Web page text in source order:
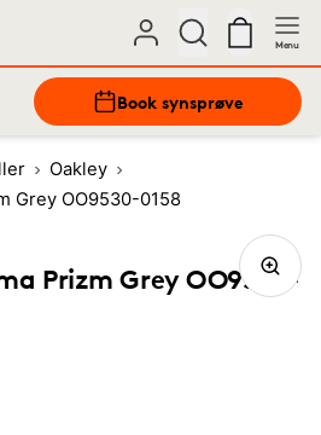
Menu
Book synsprøve
Oakley
Grey OO9530-0158
Prizm Grey OO9530-